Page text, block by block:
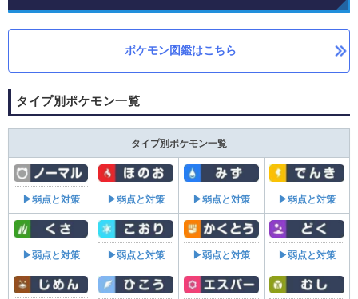
ポケモン図鑑はこちら
タイプ別ポケモン一覧
タイプ別ポケモン一覧
▶弱点と対策 ▶弱点と対策 ▶弱点と対策 ▶弱点と対策
▶弱点と対策 ▶弱点と対策 ▶弱点と対策 ▶弱点と対策